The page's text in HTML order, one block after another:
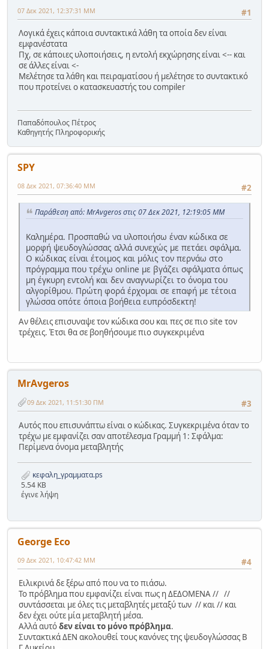
#1
07 Δεκ 2021, 12:37:31 ΜΜ
Λογικά έχεις κάποια συντακτικά λάθη τα οποία δεν είναι
εμφανέστατα
Πχ, σε κάποιες υλοποιήσεις, η εντολή εκχώρησης είναι <-- και
σε άλλες είναι <-
Μελέτησε τα λάθη και πειραματίσου ή μελέτησε το συντακτικό
που προτείνει ο κατασκευαστής του compiler
Παπαδόπουλος Πέτρος
Καθηγητής Πληροφορικής
SPY
#2
08 Δεκ 2021, 07:36:40 ΜΜ
Παράθεση από: MrAvgeros στις 07 Δεκ 2021, 12:19:05 ΜΜ
Καλημέρα. Προσπαθώ να υλοποιήσω έναν κώδικα σε
μορφή ψευδογλώσσας αλλά συνεχώς με πετάει σφάλμα.
Ο κώδικας είναι έτοιμος και μόλις τον περνάω στο
πρόγραμμα που τρέχω online με βγάζει σφάλματα όπως
μη έγκυρη εντολή και δεν αναγνωρίζει το όνομα του
αλγορίθμου. Πρώτη φορά έρχομαι σε επαφή με τέτοια
γλώσσα οπότε όποια βοήθεια ευπρόσδεκτη!
Αν θέλεις επισυναψε τον κώδικα σου και πες σε πιο site τον
τρέχεις. Έτσι θα σε βοηθήσουμε πιο συγκεκριμένα
MrAvgeros
#3
09 Δεκ 2021, 11:51:30 ΠΜ
Αυτός που επισυνάπτω είναι ο κώδικας. Συγκεκριμένα όταν το
τρέχω με εμφανίζει σαν αποτέλεσμα Γραμμή 1: Σφάλμα:
Περίμενα όνομα μεταβλητής
κεφαλη_γραμματα.ps
5.54 KB
έγινε λήψη
George Eco
#4
09 Δεκ 2021, 10:47:42 ΜΜ
Ειλικρινά δε ξέρω από που να το πιάσω.
Το πρόβλημα που εμφανίζει είναι πως η ΔΕΔΟΜΕΝΑ // //
συντάσσεται με όλες τις μεταβλητές μεταξύ των // και // και
δεν έχει ούτε μία μεταβλητή μέσα.
Αλλά αυτόδεν είναι το μόνο πρόβλημα.
Συντακτικά ΔΕΝ ακολουθεί τους κανόνες της ψευδογλώσσας Β